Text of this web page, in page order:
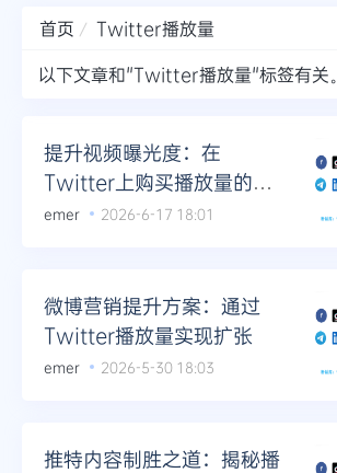
首页
Twitter播放量
以下文章和"Twitter播放量"标签有关。
提升视频曝光度：在
Twitter上购买播放量的终
极指南
emer 2026-6-17 18:01
微博营销提升方案：通过
Twitter播放量实现扩张
emer 2026-5-30 18:03
推特内容制胜之道：揭秘播